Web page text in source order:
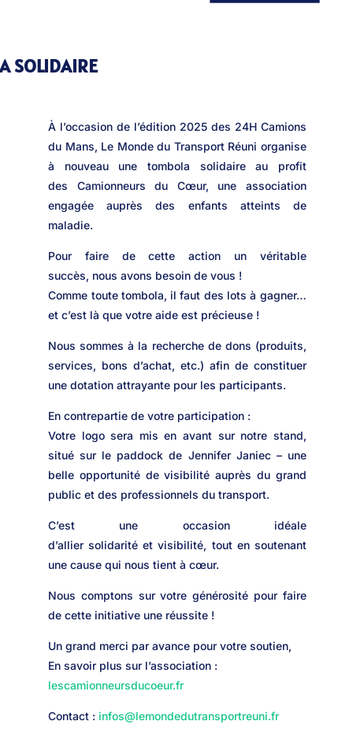
SOLIDAIRE
À l’occasion de l’édition 2025 des 24H Camions
du Mans, Le Monde du Transport Réuni organise
à nouveau une tombola solidaire au profit
des Camionneurs du Cœur, une association
engagée auprès des enfants atteints de
maladie.
Pour faire de cette action un véritable
succès, nous avons besoin de vous !
Comme toute tombola, il faut des lots à gagner…
et c’est là que votre aide est précieuse !
Nous sommes à la recherche de dons (produits,
services, bons d’achat, etc.) afin de constituer
une dotation attrayante pour les participants.
En contrepartie de votre participation :
Votre logo sera mis en avant sur notre stand,
situé sur le paddock de Jennifer Janiec – une
belle opportunité de visibilité auprès du grand
public et des professionnels du transport.
C’est une occasion idéale
d’allier solidarité et visibilité, tout en soutenant
une cause qui nous tient à cœur.
Nous comptons sur votre générosité pour faire
de cette initiative une réussite !
Un grand merci par avance pour votre soutien,
En savoir plus sur l’association :
lescamionneursducoeur.fr
Contact : infos@lemondedutransportreuni.fr